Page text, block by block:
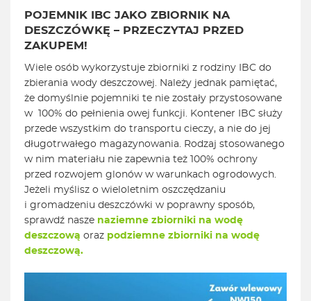
POJEMNIK IBC JAKO ZBIORNIK NA
DESZCZÓWKĘ – PRZECZYTAJ PRZED
ZAKUPEM!
Wiele osób wykorzystuje zbiorniki z rodziny IBC do
zbierania wody deszczowej. Należy jednak pamiętać,
że domyślnie pojemniki te nie zostały przystosowane
w 100% do pełnienia owej funkcji. Kontener IBC służy
przede wszystkim do transportu cieczy, a nie do jej
długotrwałego magazynowania. Rodzaj stosowanego
w nim materiału nie zapewnia też 100% ochrony
przed rozwojem glonów w warunkach ogrodowych.
Jeżeli myślisz o wieloletnim oszczędzaniu
i gromadzeniu deszczówki w poprawny sposób,
sprawdź nasze naziemne zbiorniki na wodę
deszczową oraz podziemne zbiorniki na wodę
deszczową.